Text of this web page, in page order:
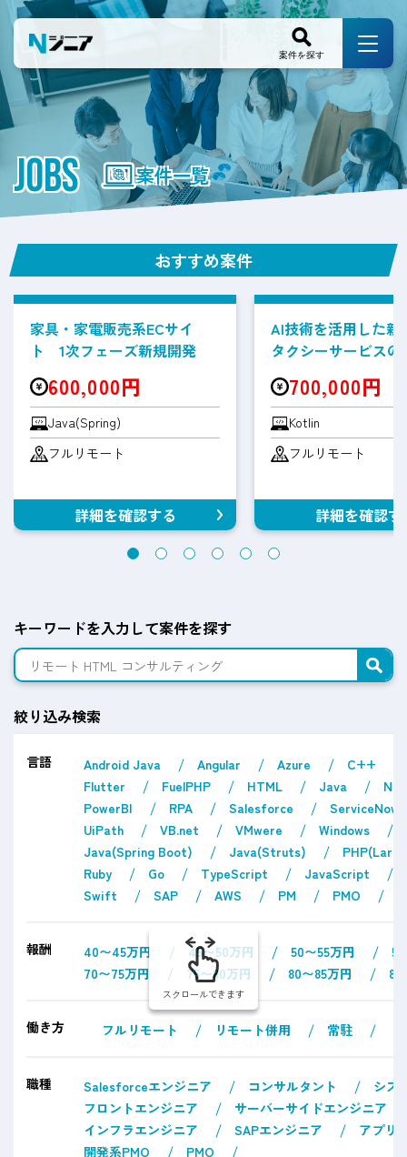
JOBS 案件一覧
おすすめ案件
家具・家電販売系ECサイ
ト 1次フェーズ新規開発
600,000円
Java(Spring)
フルリモート
詳細を確認する
AI技術を活用した新
タクシーサービスの
案件700,000円
Kotlin
フルリモート
詳細を確認す
キーワードを入力して案件を探す
絞り込み検索
言語 Android Java Angular Azure
C++
Flutter
FuelPHP HTML Java
PowerBI
RPA Salesforce
ServiceNow
UiPath
VB.net VMwere Windows
Java(Spring Boot)
Java(Struts)
Ruby
Go TypeScript JavaScript
Swift
SAP AWS PM PMO
報酬 40〜45万円 45〜50万円 50〜55万円
70〜75万円
75〜80万円 80〜85万円 85
働き方 フルリモート リモート併用 常駐
職種 Salesforceエンジニア コンサルタント
シス
フロントエンジニア
サーバーサイドエンジニア
インフラエンジニア
SAPエンジニア
アプリ
開発系PMO
PMO
スクロールできます